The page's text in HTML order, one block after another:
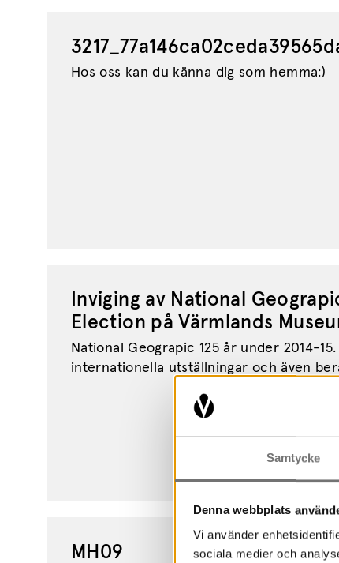
Samtycke
Denna webbplats
Vi använder
sociala medier och
Hos oss kan du känna dig som hemma:)
Inviging av National
Election på Värmlands
National Geograpic 125 år under 2014-
internationella utställningar och även
MH09